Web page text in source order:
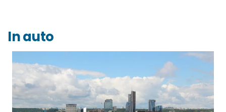
In auto